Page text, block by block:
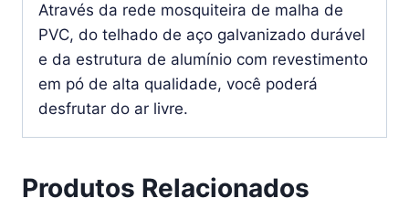
Através da rede mosquiteira de malha de
PVC, do telhado de aço galvanizado durável
e da estrutura de alumínio com revestimento
em pó de alta qualidade, você poderá
desfrutar do ar livre.
Produtos Relacionados